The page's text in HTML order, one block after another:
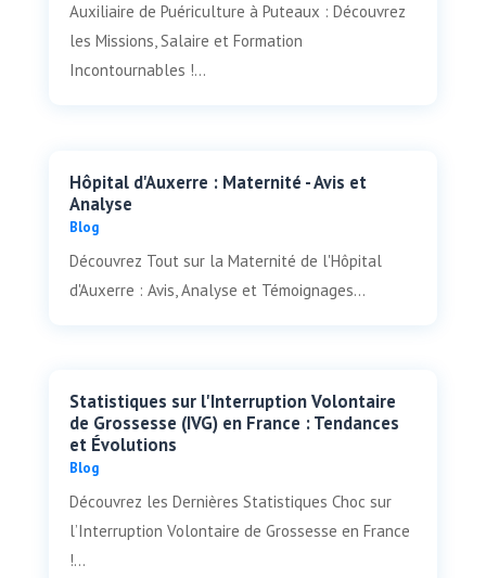
Auxiliaire de Puériculture à Puteaux : Découvrez
les Missions, Salaire et Formation
Incontournables !...
Hôpital d'Auxerre : Maternité - Avis et
Analyse
Blog
Découvrez Tout sur la Maternité de l'Hôpital
d'Auxerre : Avis, Analyse et Témoignages...
Statistiques sur l'Interruption Volontaire
de Grossesse (IVG) en France : Tendances
et Évolutions
Blog
Découvrez les Dernières Statistiques Choc sur
l’Interruption Volontaire de Grossesse en France
!...